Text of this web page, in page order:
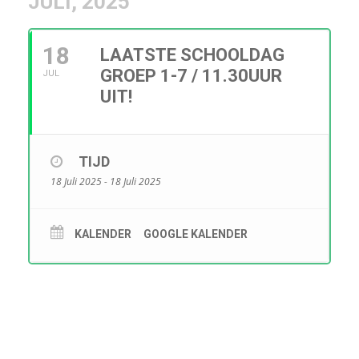
18
JUL
LAATSTE SCHOOLDAG
GROEP 1-7 / 11.30UUR
UIT!
TIJD
18 Juli 2025 - 18 Juli 2025
KALENDER GOOGLE KALENDER